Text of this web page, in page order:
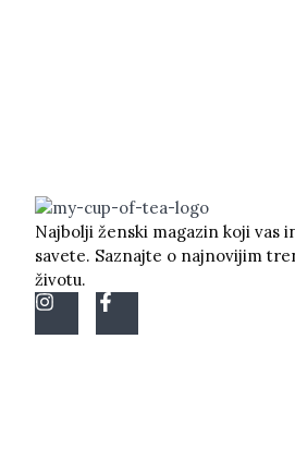
Najbolji ženski magazin koji vas
savete. Saznajte o najnovijim
životu.